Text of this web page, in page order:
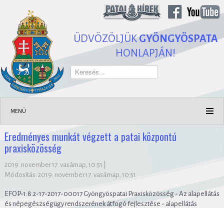
ÜDVÖZÖLJÜKGYÖNGYÖSPATA
HONLAPJÁN!
Keresés...
MENÜ
Eredményes munkát végzett a patai központú
praxisközösség
2019. november 17. vasárnap, 10:51
Módosítás: 2019. november 17. vasárnap, 10:51
EFOP-1.8.2-17-2017-00017 Gyöngyöspatai Praxisközösség - Az alapellátás
és népegészségügy rendszerének átfogó fejlesztése - alapellátás